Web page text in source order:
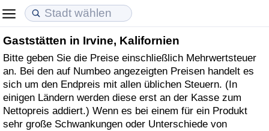
Gaststätten in Irvine, Kalifornien
Bitte geben Sie die Preise einschließlich Mehrwertsteuer
an. Bei den auf Numbeo angezeigten Preisen handelt es
sich um den Endpreis mit allen üblichen Steuern. (In
einigen Ländern werden diese erst an der Kasse zum
Nettopreis addiert.) Wenn es bei einem für ein Produkt
sehr große Schwankungen oder Unterschiede von
Lebenshaltungskosten
Lebenshaltungskosten-Index (aktuell)
Lebenshaltungskosten-Index
Immobilienpreise
Immobilienpreis-Index (aktuell)
Immobilienpreis-Index
Lebensqualität
Lebensqualität-Index
Lebensqualität-Index (aktuell)